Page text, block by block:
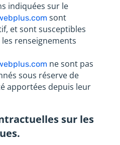
indiquées sur le
sont
et sont susceptibles
les renseignements
ne sont pas
sous réserve de
apportées depuis leur
sur les